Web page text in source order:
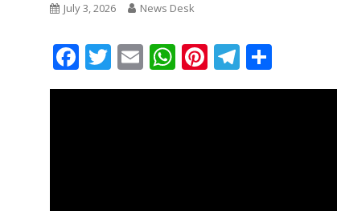
July 3, 2026 News Desk
Facebook
Twitter
EmailWhatsApp
Pinterest
Telegram